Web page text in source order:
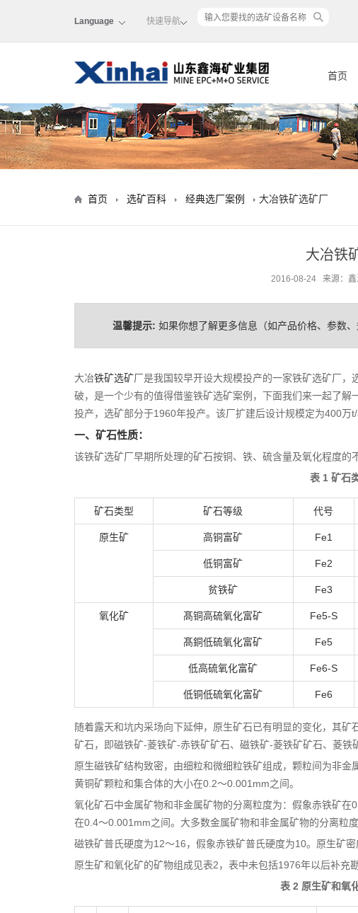
Language 快速导航
首页
首页 选矿百科 经典选厂案例 大冶铁矿选矿厂
大冶铁
2016-08-24 来源：
温馨提示:如果你想了解更多信息（如产品价格、参数
大冶铁矿选矿厂是我国较早开设大规模投产的一家铁矿选矿厂
破，是一个少有的值得借鉴铁矿选矿案例，下面我们来一起了
投产，选矿部分于1960年投产。该厂扩建后设计规模定为400万t/
一、矿石性质：
该铁矿选矿厂早期所处理的矿石按铜、铁、硫含量及氧化程度的
表 1 矿石
矿石类型 矿石等级 代号
原生矿 高铜富矿 Fe1
低铜富矿 Fe2
贫铁矿 Fe3
氧化矿 髙铜高硫氧化富矿 Fe5-S
髙銅低硫氧化富矿 Fe5
低高硫氧化富矿 Fe6-S
低铜低硫氧化富矿 Fe6
随着露天和坑内采场向下延伸，原生矿石已有明显的变化，其
矿石，即磁铁矿-菱铁矿-赤铁矿矿石、磁铁矿-菱铁矿矿石、菱铁
原生磁铁矿结构致密，由细粒和微细粒铁矿组成，颗粒间为非
黄铜矿颗粒和集合体的大小在0.2〜0.001mm之间。
氧化矿石中金属矿物和非金属矿物的分离粒度为：假象赤铁矿
在0.4〜0.001mm之间。大多数金属矿物和非金属矿物的分离粒
磁铁矿普氏硬度为12〜16，假象赤铁矿普氏硬度为10。原生矿
原生矿和氧化矿的矿物组成见表2，表中未包括1976年以后补充
表 2 原生矿和氧